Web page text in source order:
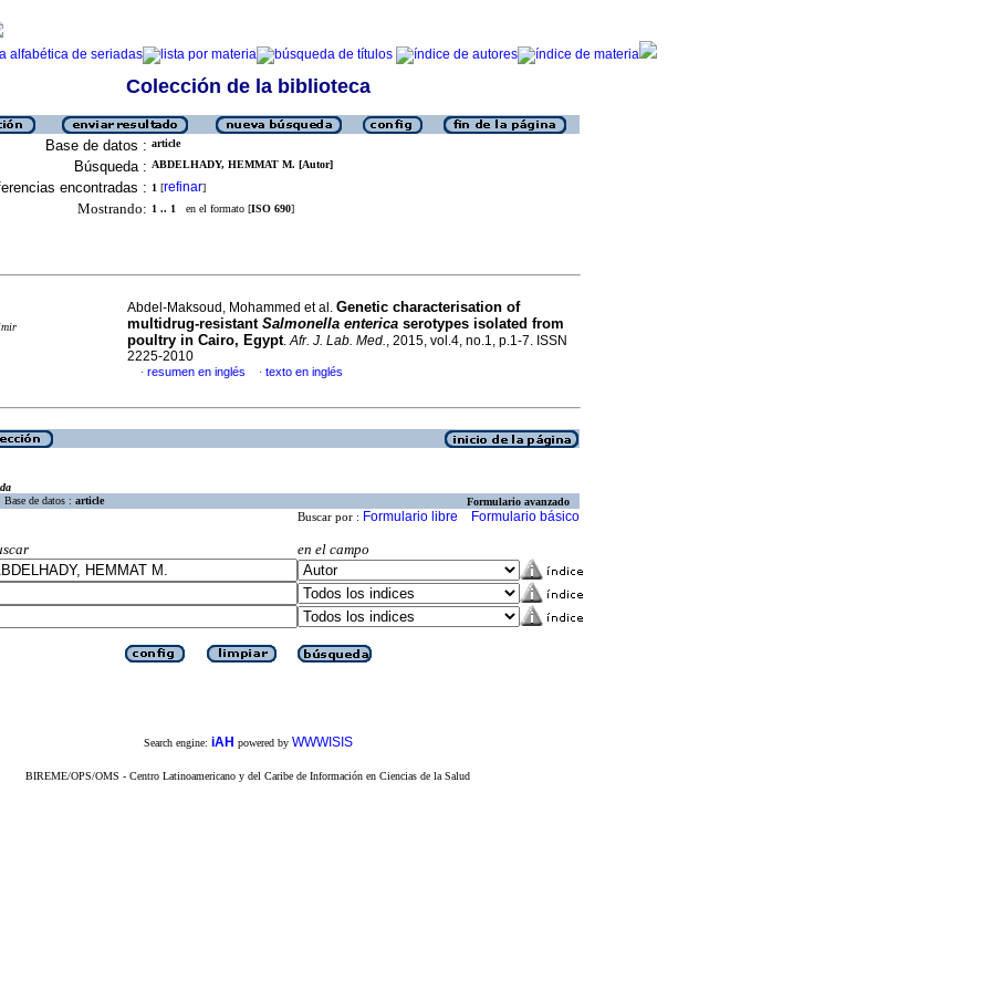
Colección de la biblioteca
Base de datos : article
Búsqueda : ABDELHADY, HEMMAT M. [Autor]
encontradas : 1 [refinar]
Mostrando: 1 .. 1 en el formato [ISO 690]
Abdel-Maksoud, Mohammed et al. Genetic characterisation of
multidrug-resistant Salmonella enterica serotypes isolated from
poultry in Cairo, Egypt.Afr. J. Lab. Med., 2015, vol.4, no.1, p.1-7. ISSN
2225-2010
· resumen en inglés · texto en inglés
Base de datos : article Formulario avanzado
Buscar por : Formulario libre Formulario básico
en el campo
Search engine: iAH powered by WWWISIS
BIREME/OPS/OMS - Centro Latinoamericano y del Caribe de Información en Ciencias de la Salud